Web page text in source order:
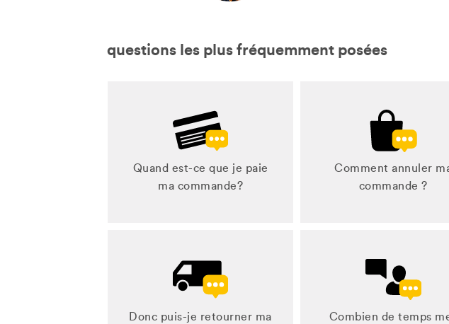
questions les plus fréquemment posées
Quand est-ce que je paie
ma commande?
Comment annuler
commande ?
Donc puis-je retourner ma
Combien de temps